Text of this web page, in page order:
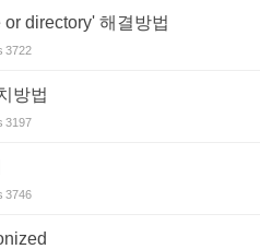
directory' 해결방법
3722
방법
3197
3746